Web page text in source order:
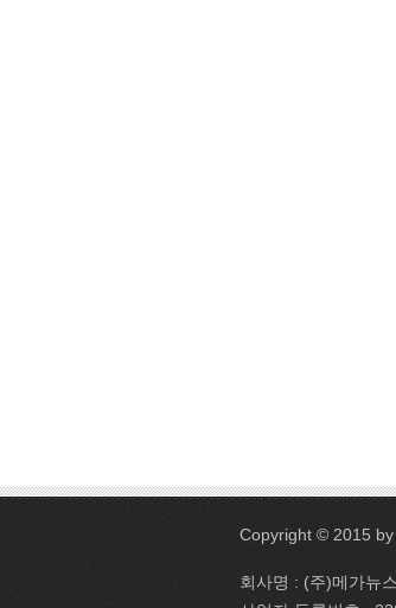
Copyright © 2015 by
회사명 : (주)메가뉴